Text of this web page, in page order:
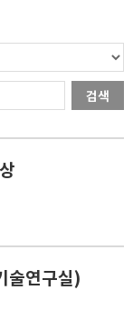
검색
술연구실)